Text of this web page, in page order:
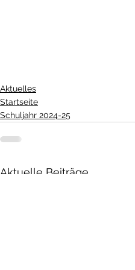
Aktuelles
Startseite
Schuljahr 2024-25
Aktuelle Beiträge